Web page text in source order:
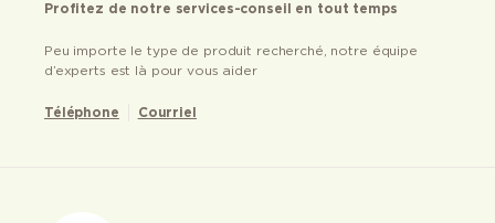
Profitez de notre services-conseil en tout temps
Peu importe le type de produit recherché, notre équipe
d’experts est là pour vous aider
Téléphone Courriel